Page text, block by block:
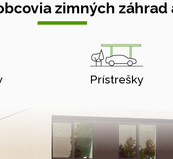
zimných záhrad
Prístrešky